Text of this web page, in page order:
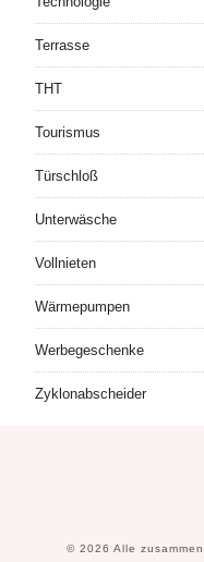
Terrasse
THT
Tourismus
Türschloß
Unterwäsche
Vollnieten
Wärmepumpen
Werbegeschenke
Zyklonabscheider
© 2026 Alle zusammen